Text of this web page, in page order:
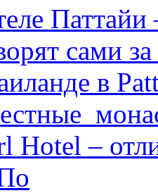
сами за
в
Hotel –